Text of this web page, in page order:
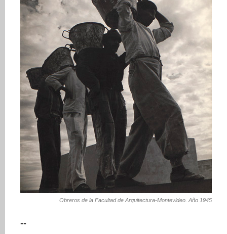
Obreros de la Facultad de Arquitectura-Montevideo. Año 1945
--